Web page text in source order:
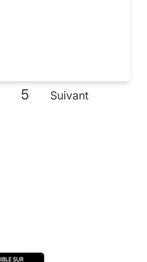
5 Suivant